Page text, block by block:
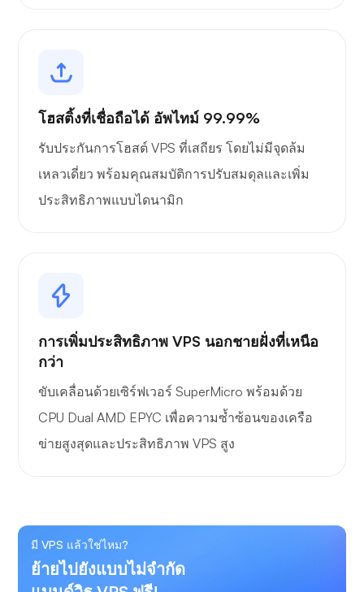
โฮสติ้งที่เชื่อถือได้ อัพไทม์ 99.99%
รับประกันการโฮสต์ VPS ที่เสถียร โดยไม่มีจุดล้ม
เหลวเดี่ยว พร้อมคุณสมบัติการปรับสมดุลและเพิ่ม
ประสิทธิภาพแบบไดนามิก
การเพิ่มประสิทธิภาพ VPS นอกชายฝั่งที่เหนือ
กว่า
ขับเคลื่อนด้วยเซิร์ฟเวอร์ SuperMicro พร้อมด้วย
CPU Dual AMD EPYC เพื่อความซ้ำซ้อนของเครือ
ข่ายสูงสุดและประสิทธิภาพ VPS สูง
มี VPS แล้วใช่ไหม?
ย้ายไปยังแบบไม่จำกัด